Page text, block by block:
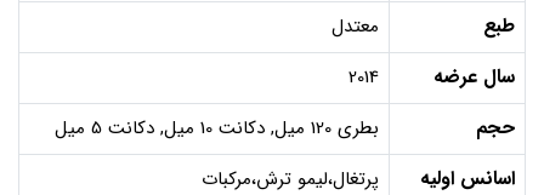
طبع معتدل
سال عرضه 2014
حجم بطری 120 میل, دکانت 10 میل, دکانت 5 میل
اسانس اولیه پرتغال،لیمو ترش،مرکبات